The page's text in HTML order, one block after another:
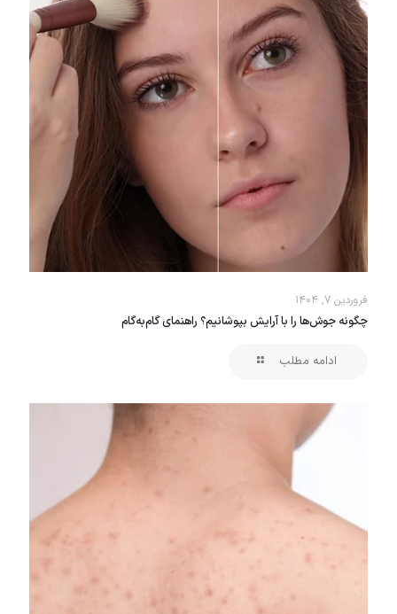
فروردین ۷, ۱۴۰۴
چگونه جوش‌ها را با آرایش بپوشانیم؟ راهنمای گام‌به‌گام
ادامه مطلب